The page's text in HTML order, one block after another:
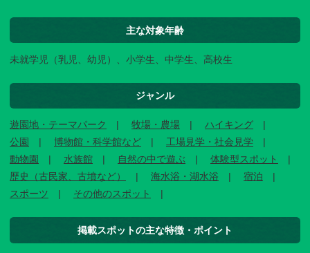
主な対象年齢
未就学児（乳児、幼児）、小学生、中学生、高校生
ジャンル
遊園地・テーマパーク 牧場・農場
ハイキング
公園
博物館・科学館など
工場見学・社会見学
動物園
水族館 自然の中で遊ぶ
体験型スポット
歴史（古民家、古墳など）
海水浴・湖水浴
宿泊
スポーツ
その他のスポット
掲載スポットの主な特徴・ポイント